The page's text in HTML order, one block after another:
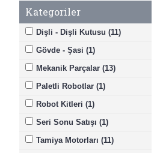
Kategoriler
Dişli - Dişli Kutusu (11)
Gövde - Şasi (1)
Mekanik Parçalar (13)
Paletli Robotlar (1)
Robot Kitleri (1)
Seri Sonu Satışı (1)
Tamiya Motorları (11)